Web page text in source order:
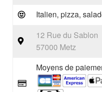
Italien, pizza,
12 Rue du Sablon
57000 Metz
Moyens de